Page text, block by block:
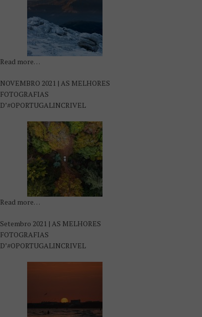
Read more…
NOVEMBRO 2021 | AS MELHORES
FOTOGRAFIAS
D’#OPORTUGALINCRIVEL
Read more…
Setembro 2021 | AS MELHORES
FOTOGRAFIAS
D’#OPORTUGALINCRIVEL